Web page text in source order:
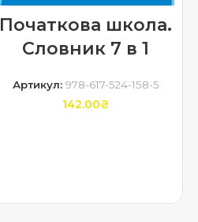
Початкова школа.
Словник 7 в 1
Артикул: 978-617-524-158-5
142.00₴